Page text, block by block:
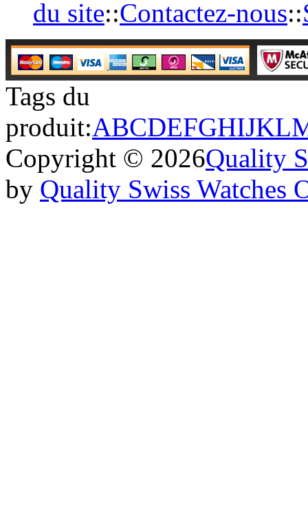
du site::Contactez-nous::
Tags du
produit:ABCDEFGHIJKL
Copyright © 2026Quality
by Quality Swiss Watches